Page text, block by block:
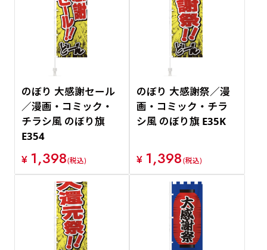
のぼり 大感謝セール
／漫画・コミック・
チラシ風 のぼり旗
E354
¥ 1,398(税込)
のぼり 大感謝祭／漫
画・コミック・チラ
シ風 のぼり旗 E35K
¥ 1,398(税込)